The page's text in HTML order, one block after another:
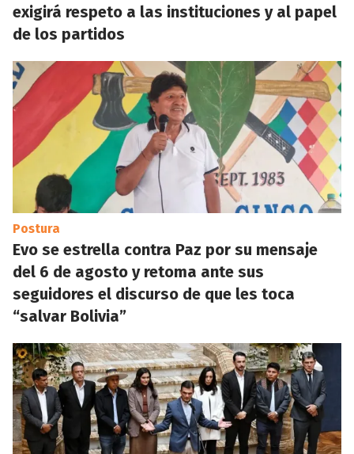
exigirá respeto a las instituciones y al papel
de los partidos
Postura
Evo se estrella contra Paz por su mensaje
del 6 de agosto y retoma ante sus
seguidores el discurso de que les toca
“salvar Bolivia”